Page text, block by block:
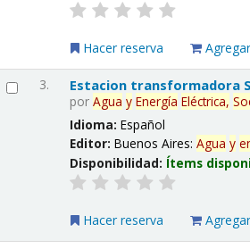
Hacer reserva
3. Estacion transformadora
porAgua y Energía Eléctrica,
Idioma:Español
Editor:Buenos Aires:Agua y
Disponibilidad: Ítems
Hacer reserva